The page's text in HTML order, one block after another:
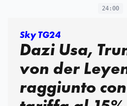
24:00
Sky TG24
Dazi Usa,
von der
raggiunto